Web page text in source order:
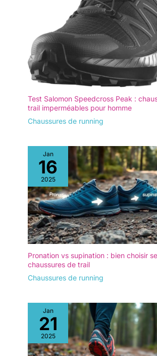
Test Salomon Speedcross Peak :
trail imperméables pour homme
Chaussures de running
Jan
16
2025
Pronation vs supination : bien choisir
chaussures de trail
Chaussures de running
Jan
21
2025